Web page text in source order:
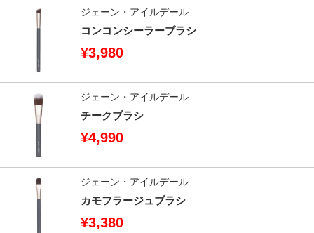
ジェーン・アイルデール
コンコンシーラーブラシ
¥3,980
ジェーン・アイルデール
チークブラシ
¥4,990
ジェーン・アイルデール
カモフラージュブラシ
¥3,380